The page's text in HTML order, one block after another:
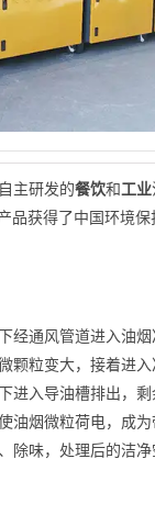
自主研发的餐饮和工业
品获得了中国环境
经通风管道进入油
颗粒变大，接着进
进入导油槽排出，
油烟微粒荷电，成
除味，处理后的洁净